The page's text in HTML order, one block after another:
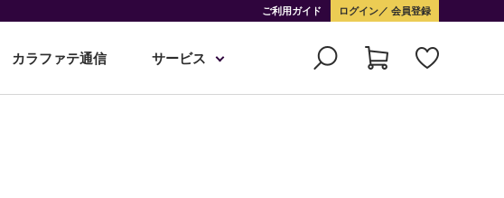
ご利用ガイド ログイン 会員登録
カラファテ通信 サービス